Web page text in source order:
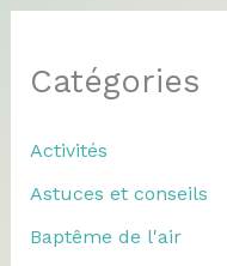
Catégories
Activités
Astuces et conseils
Baptême de l'air